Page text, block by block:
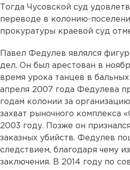
Тогда Чусовской суд
переводе в колонию-
прокуратуры краевой суд
Павел Федулев являлся
дел. Он был арестован в
время урока танцев в
апреля 2007 года Федулева
годам колонии за
захват рыночного комплекса
2003 году. Позже он
заказных убийств. Федулев
следствием, благодаря чему
заключения. В 2014 году по